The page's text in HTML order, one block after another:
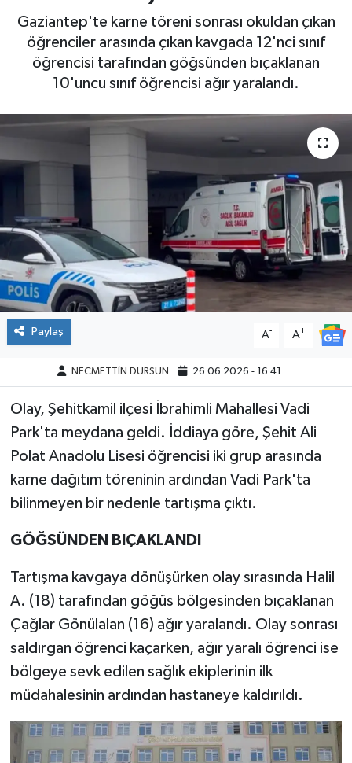
Gaziantep'te karne töreni sonrası okuldan çıkan
öğrenciler arasında çıkan kavgada 12'nci sınıf
öğrencisi tarafından göğsünden bıçaklanan
10'uncu sınıf öğrencisi ağır yaralandı.
Paylaş A- A+
NECMETTİN DURSUN 26.06.2026 - 16:41
Olay, Şehitkamil ilçesi İbrahimli Mahallesi Vadi
Park'ta meydana geldi. İddiaya göre, Şehit Ali
Polat Anadolu Lisesi öğrencisi iki grup arasında
karne dağıtım töreninin ardından Vadi Park'ta
bilinmeyen bir nedenle tartışma çıktı.
GÖĞSÜNDEN BIÇAKLANDI
Tartışma kavgaya dönüşürken olay sırasında Halil
A. (18) tarafından göğüs bölgesinden bıçaklanan
Çağlar Gönülalan (16) ağır yaralandı. Olay sonrası
saldırgan öğrenci kaçarken, ağır yaralı öğrenci ise
bölgeye sevk edilen sağlık ekiplerinin ilk
müdahalesinin ardından hastaneye kaldırıldı.